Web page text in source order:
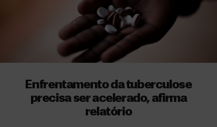
Enfrentamento da tuberculose
precisa ser acelerado, afirma
relatório
r